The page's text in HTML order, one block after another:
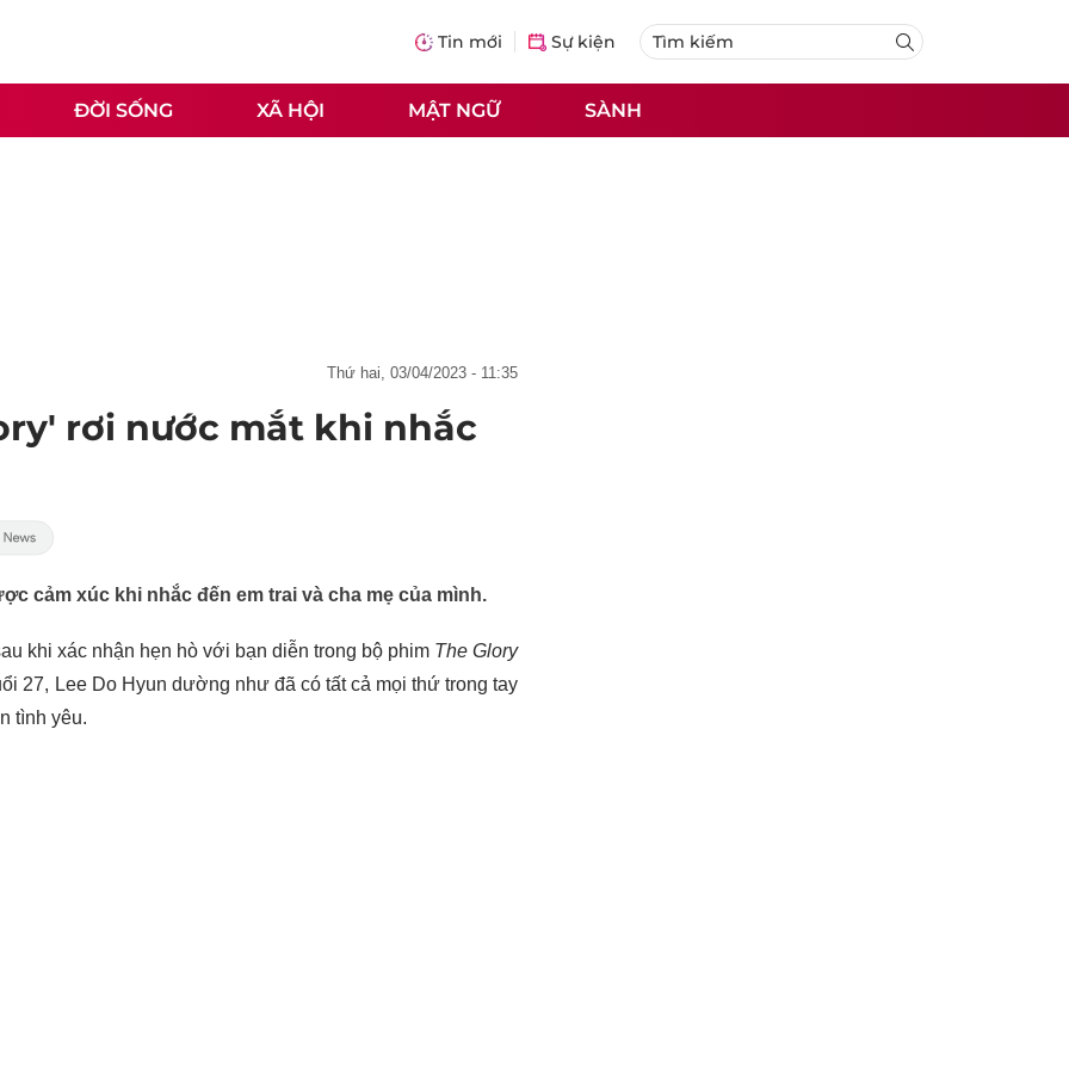
Tin mới Sự kiện
ĐỜI SỐNG XÃ HỘI MẬT NGỮ SÀNH
thứ hai, 03/04/2023 - 11:35
rơi nước mắt khi nhắc
cảm xúc khi nhắc đến em trai và cha mẹ của mình.
khi xác nhận hẹn hò với bạn diễn trong bộ phim The Glory
27, Lee Do Hyun dường như đã có tất cả mọi thứ trong tay
tình yêu.